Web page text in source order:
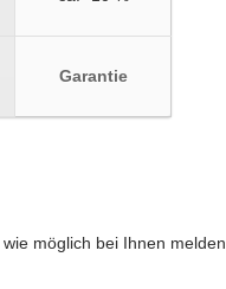
Garantie
möglich bei Ihnen melden.